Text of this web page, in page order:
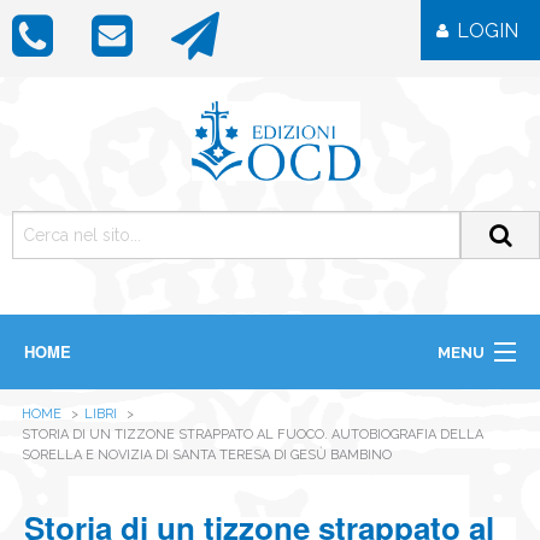
LOGIN
HOME MENU
LIBRI
RIVISTE
OGGETTISTICA
HOME
LIBRI
STORIA DI UN TIZZONE STRAPPATO AL FUOCO. AUTOBIOGRAFIA DELLA
SORELLA E NOVIZIA DI SANTA TERESA DI GESÙ BAMBINO
Storia di un tizzone strappato al